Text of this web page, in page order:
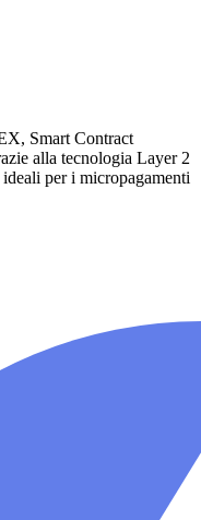
Smart Contract
alla tecnologia Layer 2
per i micropagamenti